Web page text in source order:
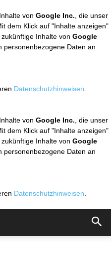
von Google Inc. , die unser
dem Klick auf "Inhalte anzeigen"
Inhalte von Google
personenbezogene Daten an
Datenschutzhinweisen
von Google Inc. , die unser
dem Klick auf "Inhalte anzeigen"
Inhalte von Google
personenbezogene Daten an
Datenschutzhinweisen